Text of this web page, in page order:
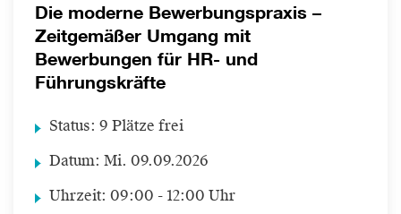
Die moderne Bewerbungspraxis –
Zeitgemäßer Umgang mit
Bewerbungen für HR- und
Führungskräfte
Status: 9 Plätze frei
Datum: Mi. 09.09.2026
Uhrzeit: 09:00 - 12:00 Uhr